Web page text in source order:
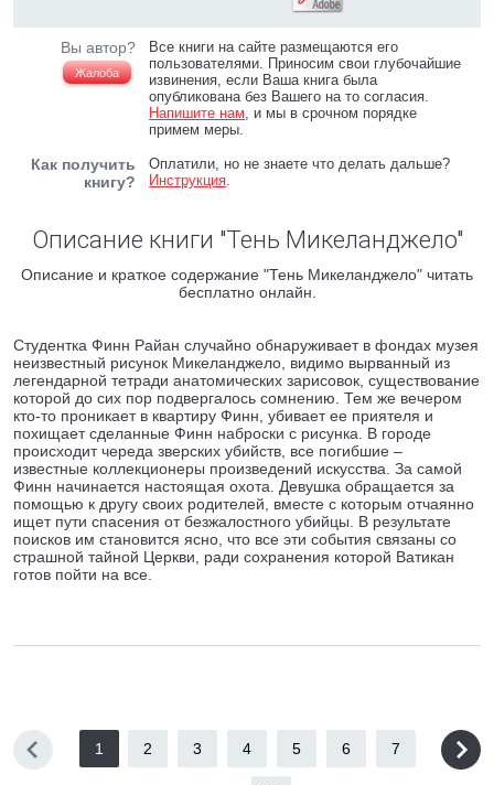
Вы автор?
Жалоба
Все книги на сайте размещаются его
пользователями. Приносим свои глубочайшие
извинения, если Ваша книга была
опубликована без Вашего на то согласия.
Напишите нам, и мы в срочном порядке
примем меры.
Как получить
книгу?
Оплатили, но не знаете что делать дальше?
Инструкция.
Описание книги "Тень Микеланджело"
Описание и краткое содержание "Тень Микеланджело" читать
бесплатно онлайн.
Студентка Финн Райан случайно обнаруживает в фондах музея
неизвестный рисунок Микеланджело, видимо вырванный из
легендарной тетради анатомических зарисовок, существование
которой до сих пор подвергалось сомнению. Тем же вечером
кто-то проникает в квартиру Финн, убивает ее приятеля и
похищает сделанные Финн наброски с рисунка. В городе
происходит череда зверских убийств, все погибшие –
известные коллекционеры произведений искусства. За самой
Финн начинается настоящая охота. Девушка обращается за
помощью к другу своих родителей, вместе с которым отчаянно
ищет пути спасения от безжалостного убийцы. В результате
поисков им становится ясно, что все эти события связаны со
страшной тайной Церкви, ради сохранения которой Ватикан
готов пойти на все.
1 2 3 4 5 6 7